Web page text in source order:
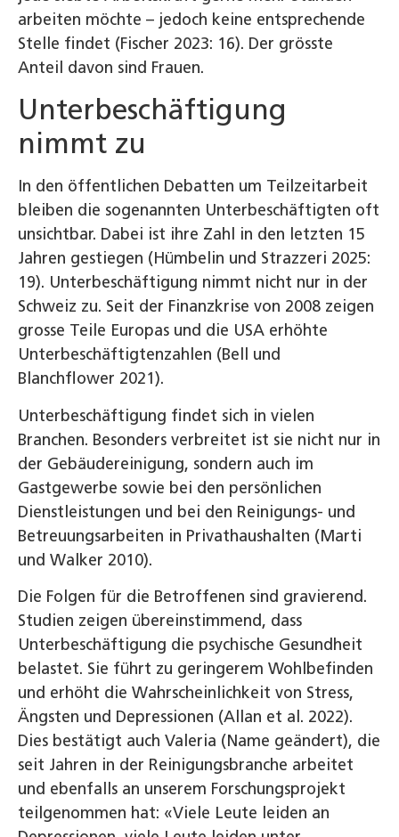
arbeiten möchte – jedoch keine entsprechende
Stelle findet (Fischer 2023: 16). Der grösste
Anteil davon sind Frauen.
Unterbeschäftigung
nimmt zu
In den öffentlichen Debatten um Teilzeitarbeit
bleiben die sogenannten Unterbeschäftigten oft
unsichtbar. Dabei ist ihre Zahl in den letzten 15
Jahren gestiegen (Hümbelin und Strazzeri 2025:
19). Unterbeschäftigung nimmt nicht nur in der
Schweiz zu. Seit der Finanzkrise von 2008 zeigen
grosse Teile Europas und die USA erhöhte
Unterbeschäftigtenzahlen (Bell und
Blanchflower 2021).
Unterbeschäftigung findet sich in vielen
Branchen. Besonders verbreitet ist sie nicht nur in
der Gebäudereinigung, sondern auch im
Gastgewerbe sowie bei den persönlichen
Dienstleistungen und bei den Reinigungs- und
Betreuungsarbeiten in Privathaushalten (Marti
und Walker 2010).
Die Folgen für die Betroffenen sind gravierend.
Studien zeigen übereinstimmend, dass
Unterbeschäftigung die psychische Gesundheit
belastet. Sie führt zu geringerem Wohlbefinden
und erhöht die Wahrscheinlichkeit von Stress,
Ängsten und Depressionen (Allan et al. 2022).
Dies bestätigt auch Valeria (Name geändert), die
seit Jahren in der Reinigungsbranche arbeitet
und ebenfalls an unserem Forschungsprojekt
teilgenommen hat: «Viele Leute leiden an